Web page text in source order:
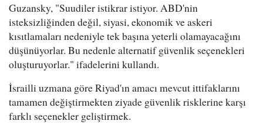
Guzansky, "Suudiler istikrar istiyor. ABD'nin
isteksizliğinden değil, siyasi, ekonomik ve askeri
kısıtlamaları nedeniyle tek başına yeterli olamayacağını
düşünüyorlar. Bu nedenle alternatif güvenlik seçenekleri
oluşturuyorlar." ifadelerini kullandı.
İsrailli uzmana göre Riyad'ın amacı mevcut ittifaklarını
tamamen değiştirmekten ziyade güvenlik risklerine karşı
farklı seçenekler geliştirmek.